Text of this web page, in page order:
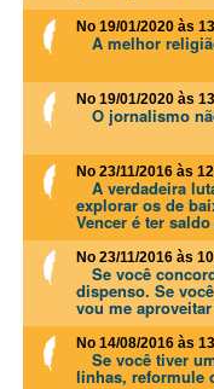
No 19/01/2020 às
A melhor
No 19/01/2020 às
O jornalismo
No 23/11/2016 às
A verdadeira
explorar os de
Vencer é ter
No 23/11/2016 às
Se você
dispenso. Se
vou me
No 14/08/2016 às
Se você tiver
linhas, reformule